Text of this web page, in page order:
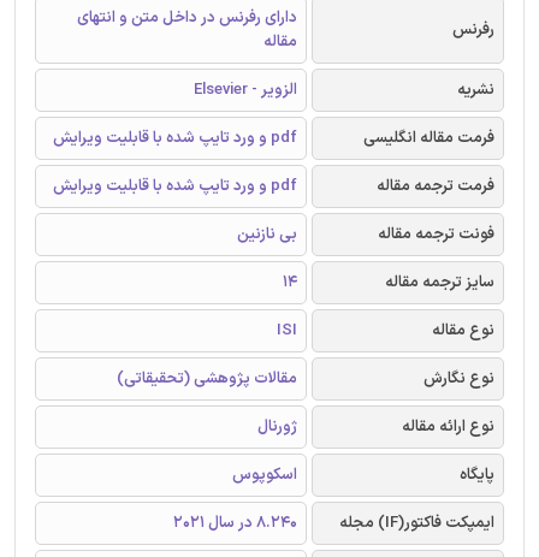
رفرنس
دارای رفرنس در داخل متن و انتهای
مقاله
نشریه
الزویر - Elsevier
فرمت مقاله انگلیسی
pdf و ورد تایپ شده با قابلیت ویرایش
فرمت ترجمه مقاله
pdf و ورد تایپ شده با قابلیت ویرایش
فونت ترجمه مقاله
بی نازنین
سایز ترجمه مقاله
14
نوع مقاله
ISI
نوع نگارش
مقالات پژوهشی (تحقیقاتی)
نوع ارائه مقاله
ژورنال
پایگاه
اسکوپوس
ایمپکت فاکتور(IF) مجله
8.240 در سال 2021